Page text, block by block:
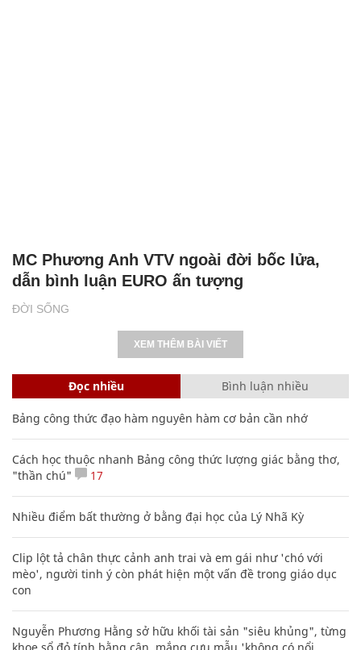
ĐỜI SỐNG
MC Phương Anh VTV ngoài đời bốc lửa,
dẫn bình luận EURO ấn tượng
XEM THÊM BÀI VIẾT
Đọc nhiều Bình luận nhiều
Bảng công thức đạo hàm nguyên hàm cơ bản cần nhớ
Cách học thuộc nhanh Bảng công thức lượng giác bằng thơ,
"thần chú"
17
Nhiều điểm bất thường ở bằng đại học của Lý Nhã Kỳ
Clip lột tả chân thực cảnh anh trai và em gái như 'chó với
mèo', người tinh ý còn phát hiện một vấn đề trong giáo dục
con
Nguyễn Phương Hằng sở hữu khối tài sản "siêu khủng", từng
khoe sổ đỏ tính bằng cân, mắng cựu mẫu 'không có nổi